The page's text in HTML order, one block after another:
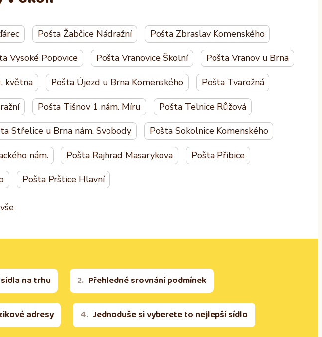
Pošta Žabčice Nádražní Pošta Zbraslav Komenského
Vysoké Popovice Pošta Vranovice Školní Pošta Vranov u Brna
května Pošta Újezd u Brna Komenského Pošta Tvarožná
Pošta Tišnov 1 nám. Míru Pošta Telnice Růžová
Střelice u Brna nám. Svobody Pošta Sokolnice Komenského
nám. Pošta Rajhrad Masarykova Pošta Přibice
Pošta Prštice Hlavní
na trhu Přehledné srovnání podmínek
adresy Jednoduše si vyberete to nejlepší sídlo